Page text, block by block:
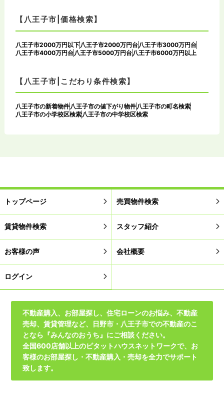
【八王子市|価格検索】
八王子市2000万円以下八王子市2000万円台八王子市3000万円台
八王子市4000万円台八王子市5000万円台八王子市6000万円以上
【八王子市|こだわり条件検索】
八王子市の新着物件八王子市の値下がり物件八王子市の町名検索
八王子市の小学校区検索八王子市の中学校区検索
トップページ 売買物件検索
賃貸物件検索 スタッフ紹介
お客様の声 会社概要
ログイン
不動産購入、お部屋探し、住宅ローンのお悩み、不動産
売却、賃貸管理など、日野市・八王子市での不動産のこ
となら『みんなのおうち』にご相談ください。
全国600店舗以上のピタットハウスネットワークで、お
客様のお部屋探し・不動産購入・売却を全力でサポート
致します。